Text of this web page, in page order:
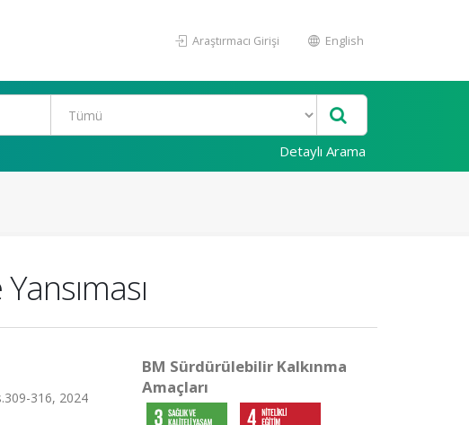
Araştırmacı Girişi English
Detaylı Arama
316, 2024
BM Sürdürülebilir Kalkınma
Amaçları